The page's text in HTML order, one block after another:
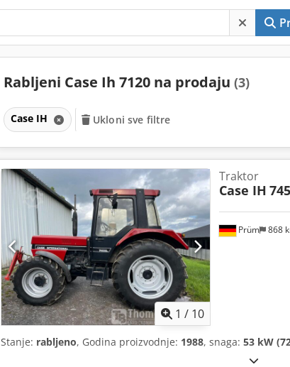
Rabljeni Case Ih 7120 na prodaju (3)
Case IH Ukloni sve filtre
1 / 10
Prüm 868
Traktor
Case IH
Stanje: rabljeno, Godina proizvodnje: 1988, snaga: 53 kW